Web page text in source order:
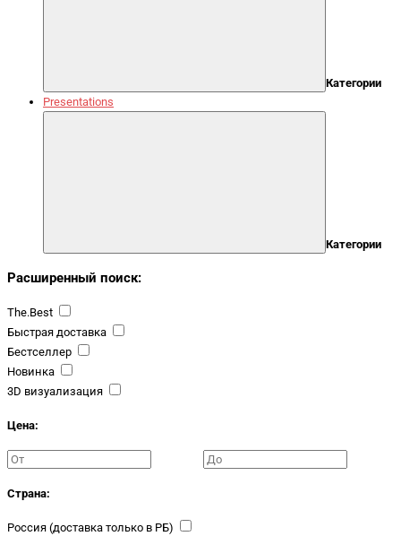
Категории
Presentations
Категории
Расширенный поиск:
The.Best
Быстрая доставка
Бестселлер
Новинка
3D визуализация
Цена:
Страна:
Россия (доставка только в РБ)